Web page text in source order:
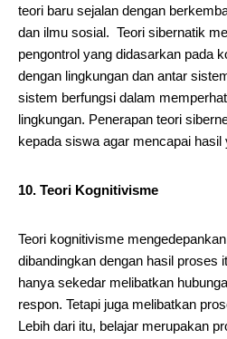
teori baru sejalan dengan
dan ilmu sosial. Teori sibernatik
pengontrol yang didasarkan pada
dengan lingkungan dan antar
sistem berfungsi dalam
lingkungan. Penerapan teori
kepada siswa agar mencapai hasil
10. Teori Kognitivisme
Teori kognitivisme
dibandingkan dengan hasil proses
hanya sekedar melibatkan
respon. Tetapi juga melibatkan
Lebih dari itu, belajar merupakan